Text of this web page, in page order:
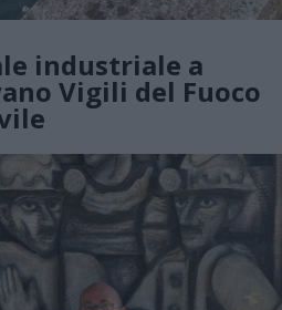
industriale a
Vigili del Fuoco